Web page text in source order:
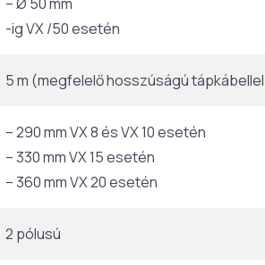
-ig VX /50 esetén
5 m (megfelelő hosszúságú
– 290 mm VX 8 és VX 10 esetén
– 330 mm VX 15 esetén
– 360 mm VX 20 esetén
2 pólusú